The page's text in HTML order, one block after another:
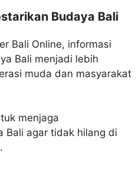
Budaya Bali
Bali Online, informasi
Bali menjadi lebih
muda dan masyarakat
menjaga
Bali agar tidak hilang di